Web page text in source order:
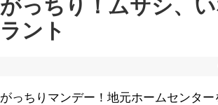
がっちり！ムサシ、
ラント
がっちりマンデー！地元ホームセンター